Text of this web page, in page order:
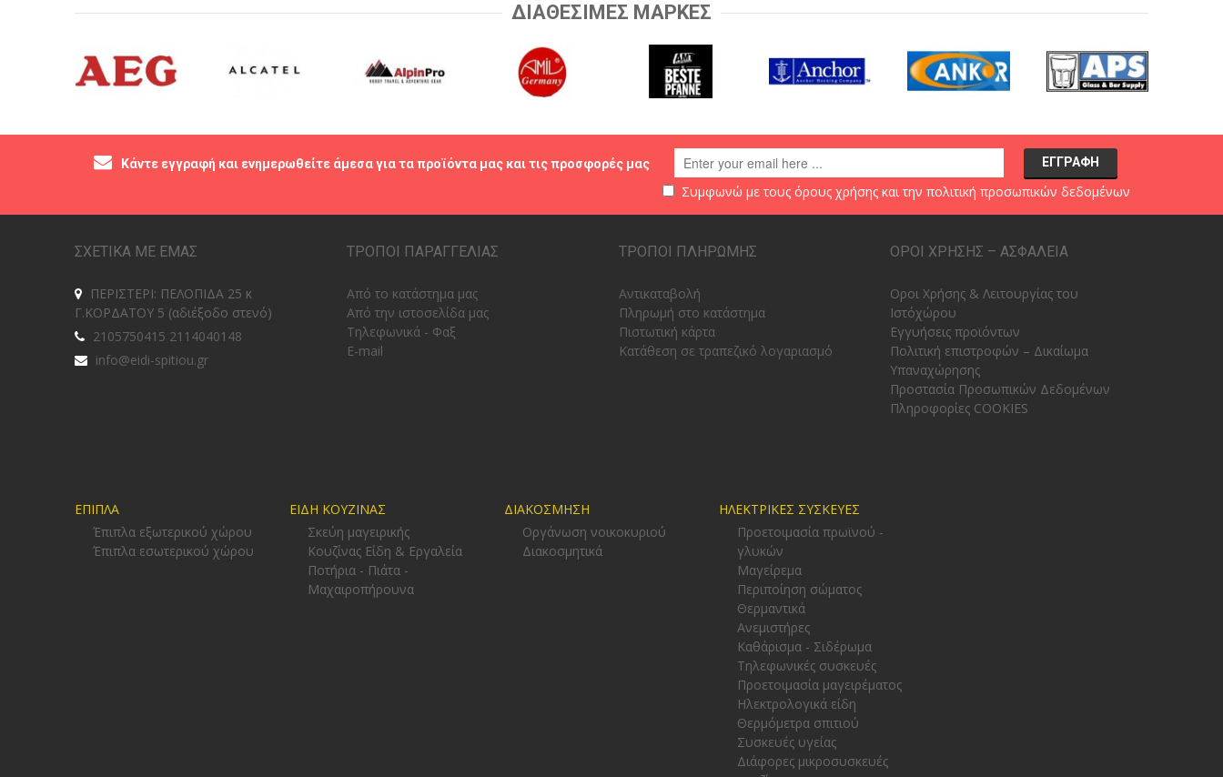
ΔΙΑΘΕΣΙΜΕΣ ΜΑΡΚΕΣ
Κάντε εγγραφή και ενημερωθείτε άμεσα για τα προϊόντα μας και τις προσφορές μας
Συμφωνώ με τους όρους χρήσηςκαι την πολιτική προσωπικών δεδομένων
ΣΧΕΤΙΚΑ ΜΕ ΕΜΑΣ
ΠΕΡΙΣΤΕΡΙ: ΠΕΛΟΠΙΔΑ 25 κ
Γ.ΚΟΡΔΑΤΟΥ 5 (αδιέξοδο στενό)
2105750415 2114040148
info@eidi-spitiou.gr
ΤΡΟΠΟΙ ΠΑΡΑΓΓΕΛΙΑΣ
Από το κατάστημα μας
Από την ιστοσελίδα μας
Tηλεφωνικά - Φαξ
E-mail
ΤΡΟΠΟΙ ΠΛΗΡΩΜΗΣ
Αντικαταβολή
Πληρωμή στο κατάστημα
Πιστωτική κάρτα
Κατάθεση σε τραπεζικό λογαριασμό
ΟΡΟΙ ΧΡΗΣΗΣ – ΑΣΦΑΛΕΙΑ
Οροι Χρήσης & Λειτουργίας του
Ιστόχώρου
Εγγυήσεις προϊόντων
Πολιτική επιστροφών – Δικαίωμα
Υπαναχώρησης
Προστασία Προσωπικών Δεδομένων
Πληροφορίες COOKIES
ΕΠΙΠΛΑ
Έπιπλα εξωτερικού χώρου
Έπιπλα εσωτερικού χώρου
ΕΙΔΗ ΚΟΥΖΙΝΑΣ
Σκεύη μαγειρικής
Κουζίνας Είδη & Εργαλεία
Ποτήρια - Πιάτα -
Μαχαιροπήρουνα
ΔΙΑΚΟΣΜΗΣΗ
Οργάνωση νοικοκυριού
Διακοσμητικά
ΗΛΕΚΤΡΙΚΕΣ ΣΥΣΚΕΥΕΣ
Προετοιμασία πρωϊνού -
γλυκών
Μαγείρεμα
Περιποίηση σώματος
Θερμαντικά
Ανεμιστήρες
Καθάρισμα - Σιδέρωμα
Τηλεφωνικές συσκευές
Προετοιμασία μαγειρέματος
Ηλεκτρολογικά είδη
Θερμόμετρα σπιτιού
Συσκευές υγείας
Διάφορες μικροσυσκευές